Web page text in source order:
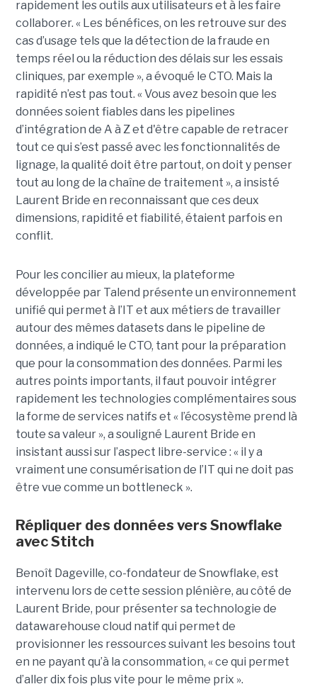
rapidement les outils aux utilisateurs et à les faire
collaborer. « Les bénéfices, on les retrouve sur des
cas d’usage tels que la détection de la fraude en
temps réel ou la réduction des délais sur les essais
cliniques, par exemple », a évoqué le CTO. Mais la
rapidité n’est pas tout. « Vous avez besoin que les
données soient fiables dans les pipelines
d’intégration de A à Z et d'être capable de retracer
tout ce qui s’est passé avec les fonctionnalités de
lignage, la qualité doit être partout, on doit y penser
tout au long de la chaîne de traitement », a insisté
Laurent Bride en reconnaissant que ces deux
dimensions, rapidité et fiabilité, étaient parfois en
conflit.
Pour les concilier au mieux, la plateforme
développée par Talend présente un environnement
unifié qui permet à l’IT et aux métiers de travailler
autour des mêmes datasets dans le pipeline de
données, a indiqué le CTO, tant pour la préparation
que pour la consommation des données. Parmi les
autres points importants, il faut pouvoir intégrer
rapidement les technologies complémentaires sous
la forme de services natifs et « l’écosystème prend là
toute sa valeur », a souligné Laurent Bride en
insistant aussi sur l’aspect libre-service : « il y a
vraiment une consumérisation de l’IT qui ne doit pas
être vue comme un bottleneck ».
Répliquer des données vers Snowflake
avec Stitch
Benoît Dageville, co-fondateur de Snowflake, est
intervenu lors de cette session plénière, au côté de
Laurent Bride, pour présenter sa technologie de
datawarehouse cloud natif qui permet de
provisionner les ressources suivant les besoins tout
en ne payant qu’à la consommation, « ce qui permet
d’aller dix fois plus vite pour le même prix ».